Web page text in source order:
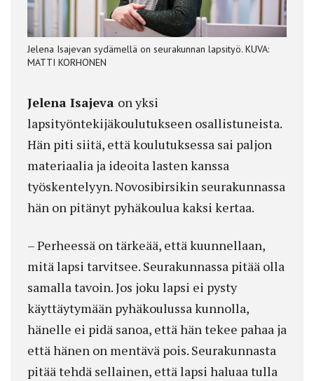
Jelena Isajevan sydämellä on seurakunnan lapsityö. KUVA:
MATTI KORHONEN
Jelena Isajeva on yksi
lapsityöntekijäkoulutukseen osallistuneista.
Hän piti siitä, että koulutuksessa sai paljon
materiaalia ja ideoita lasten kanssa
työskentelyyn. Novosibirsikin seurakunnassa
hän on pitänyt pyhäkoulua kaksi kertaa.
– Perheessä on tärkeää, että kuunnellaan,
mitä lapsi tarvitsee. Seurakunnassa pitää olla
samalla tavoin. Jos joku lapsi ei pysty
käyttäytymään pyhäkoulussa kunnolla,
hänelle ei pidä sanoa, että hän tekee pahaa ja
että hänen on mentävä pois. Seurakunnasta
pitää tehdä sellainen, että lapsi haluaa tulla